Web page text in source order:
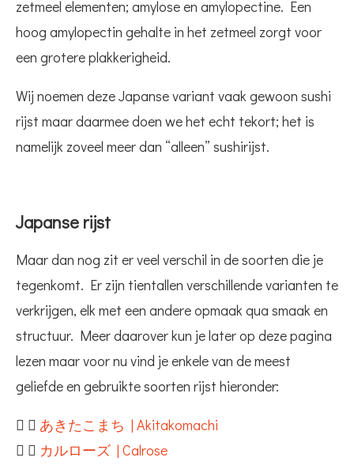
zetmeel elementen; amylose en amylopectine. Een
hoog amylopectin gehalte in het zetmeel zorgt voor
een grotere plakkerigheid.
Wij noemen deze Japanse variant vaak gewoon sushi
rijst maar daarmee doen we het echt tekort; het is
namelijk zoveel meer dan “alleen” sushirijst.
Japanse rijst
Maar dan nog zit er veel verschil in de soorten die je
tegenkomt. Er zijn tientallen verschillende varianten te
verkrijgen, elk met een andere opmaak qua smaak en
structuur. Meer daarover kun je later op deze pagina
lezen maar voor nu vind je enkele van de meest
geliefde en gebruikte soorten rijst hieronder:
あきたこまち | Akitakomachi
カルローズ | Calrose